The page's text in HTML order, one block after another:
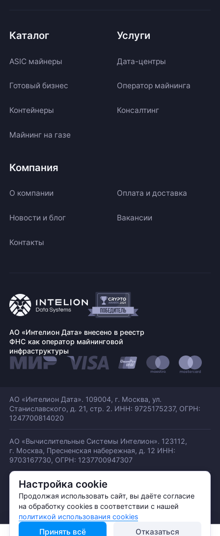
Настройка cookie
Продолжая использовать сайт, вы даёте согласие
на обработку cookies в соответствии с нашей
политикой использования cookies
Принять всё Отказаться
Каталог
ASIC майнеры
Готовый бизнес
Контейнеры
Майнинг на газе
Услуги
Дата-центры
Оператор майнинга
Консалтинг
Компания
О компании Оплата и доставка
Новости и блог Вакансии
Контакты
АО «Интелион Дата» внесено в реестр
ФНС как оператор майнинговой
инфраструктуры
АО «Интелион Дата». 109004, г. Москва, ул.
Станиславского, д. 21, стр. 2. ИНН: 9725175237, ОГРН:
1247700814020
АО «Вычислительные Системы Интелион». 123112,
г. Москва, Пресненская набережная, д. 12 ИНН:
9703167730, ОГРН: 1237700947307
© АО «ИНТЕЛИОН ДАТА» 2026
Политика обработки ПДн
Политика конфиденциальности
Политика использования куки